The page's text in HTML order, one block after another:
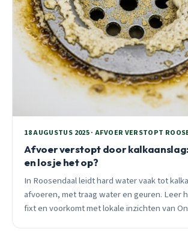
18 AUGUSTUS 2025 · AFVOER VERSTOPT
Afvoer verstopt door
en los je het op?
In Roosendaal leidt hard water vaak tot
afvoeren, met traag water en geuren. Leer
fixt en voorkomt met lokale inzichten van